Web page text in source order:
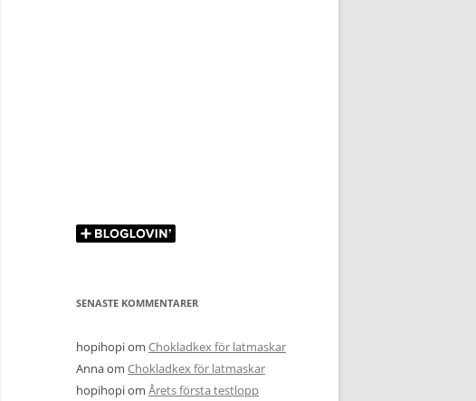
SENASTE KOMMENTARER
hopihopiom Chokladkex för latmaskar
Annaom Chokladkex för latmaskar
hopihopiom Årets första testlopp